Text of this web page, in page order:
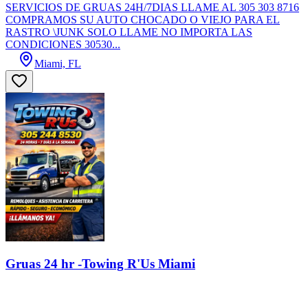
SERVICIOS DE GRUAS 24H/7DIAS LLAME AL 305 303 8716
COMPRAMOS SU AUTO CHOCADO O VIEJO PARA EL
RASTRO \JUNK SOLO LLAME NO IMPORTA LAS
CONDICIONES 30530...
Miami, FL
Gruas 24 hr -Towing R'Us Miami